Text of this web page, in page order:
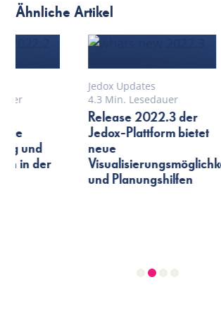
Ähnliche Artikel
4.3 Min. Lesedauer
Release 2022.3 der
Jedox-Plattform bietet
neue
Visualisierungsmöglichkeiten
und Planungshilfen
Jedox
4.9 Min.
Jedox-